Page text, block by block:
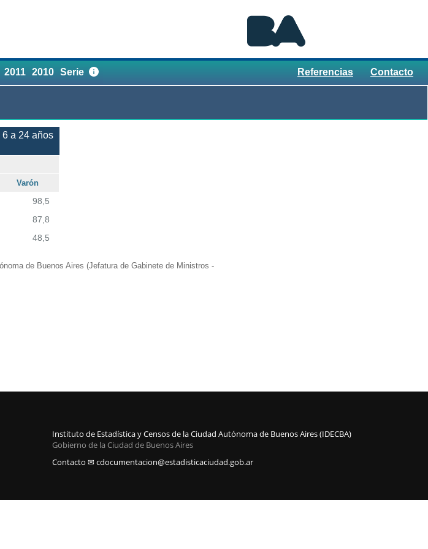
2011 2010 Serie Contacto
Referencias
a 24 años
Varón
98,5
87,8
48,5
de Buenos Aires (Jefatura de Gabinete de Ministros -
Instituto de Estadística y Censos de la Ciudad Autónoma de Buenos Aires (IDECBA)
Gobierno de la Ciudad de Buenos Aires
Contacto ✉ cdocumentacion@estadisticaciudad.gob.ar